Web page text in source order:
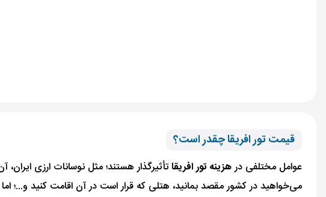
قیمت تور افریقا چقدر است؟
عوامل مختلفی درهزینه تور افریقاتأثیرگذار هستند؛ مثل نوسانات ارزی
می‌خواهید در کشور مقصد بمانید، هتلی که قرار است در آن اقامت کنید و...؛